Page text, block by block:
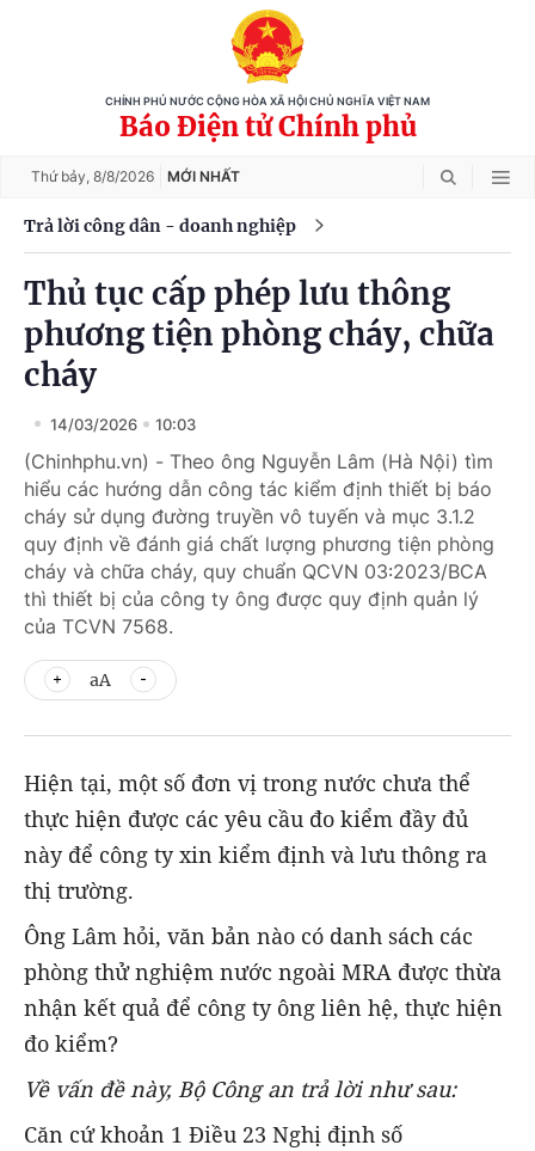
CHÍNH PHỦ NƯỚC CỘNG HÒA XÃ HỘI CHỦ NGHĨA VIỆT NAM
Báo Điện tử Chính phủ
Thứ bảy, 8/8/2026 MỚI NHẤT
Trả lời công dân - doanh nghiệp
Thủ tục cấp phép lưu thông
phương tiện phòng cháy, chữa
cháy
14/03/2026 10:03
(Chinhphu.vn) - Theo ông Nguyễn Lâm (Hà Nội) tìm
hiểu các hướng dẫn công tác kiểm định thiết bị báo
cháy sử dụng đường truyền vô tuyến và mục 3.1.2
quy định về đánh giá chất lượng phương tiện phòng
cháy và chữa cháy, quy chuẩn QCVN 03:2023/BCA
thì thiết bị của công ty ông được quy định quản lý
của TCVN 7568.
aA
Hiện tại, một số đơn vị trong nước chưa thể
thực hiện được các yêu cầu đo kiểm đầy đủ
này để công ty xin kiểm định và lưu thông ra
thị trường.
Ông Lâm hỏi, văn bản nào có danh sách các
phòng thử nghiệm nước ngoài MRA được thừa
nhận kết quả để công ty ông liên hệ, thực hiện
đo kiểm?
Về vấn đề này, Bộ Công an trả lời như sau:
Căn cứ khoản 1 Điều 23 Nghị định số